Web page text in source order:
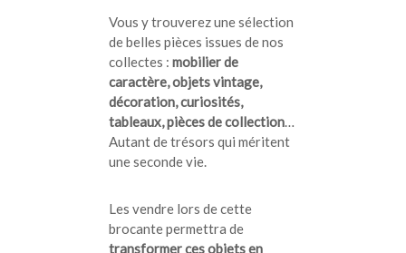
Vous y trouverez une sélection
de belles pièces issues de nos
collectes : mobilier de
caractère, objets vintage,
décoration, curiosités,
tableaux, pièces de collection…
Autant de trésors qui méritent
une seconde vie.
Les vendre lors de cette
brocante permettra de
transformer ces objets en